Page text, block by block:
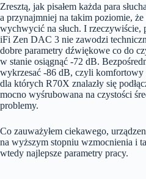
Zresztą, jak pisałem każda para
a przynajmniej na takim poziomie, że
wychwycić na słuch. I rzeczywiście,
iFi Zen DAC 3 nie zawodzi
dobre parametry dźwiękowe co do
w stanie osiągnąć -72 dB.
wykrzesać -86 dB, czyli komfortowy
dla których R70X znalazły się
mocno wyśrubowana na czystości
problemy.
Co zauważyłem ciekawego,
na wyższym stopniu wzmocnienia i
wtedy najlepsze parametry pracy.